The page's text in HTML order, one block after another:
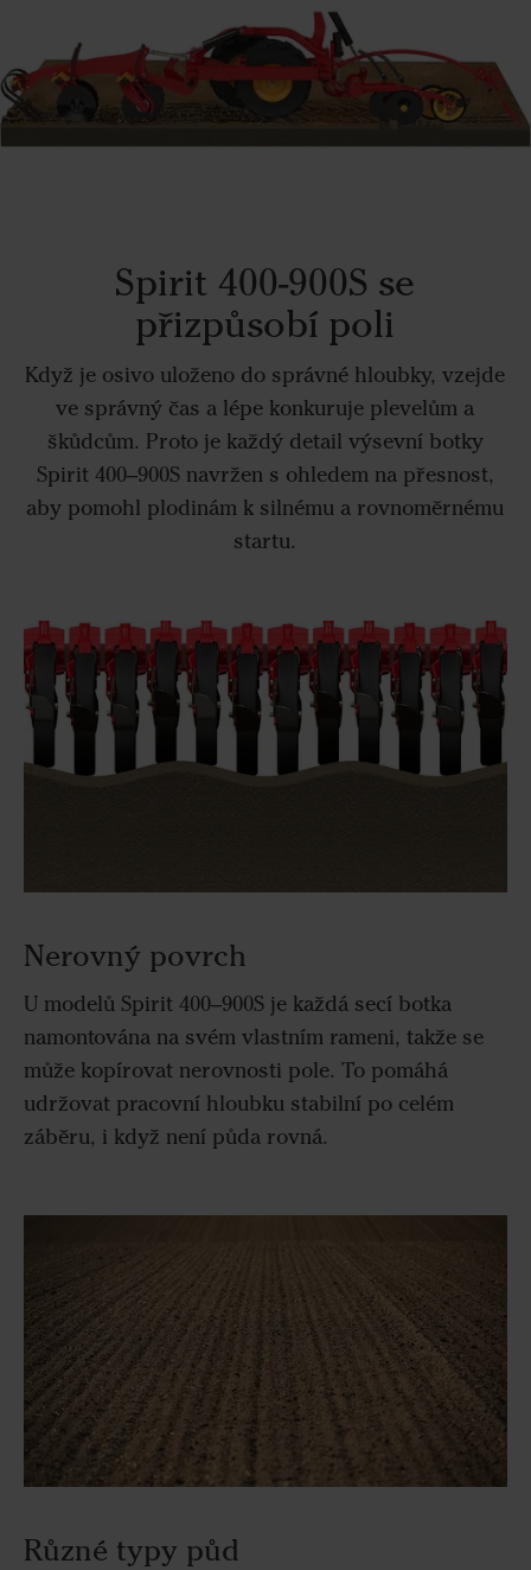
Spirit 400-900S se
přizpůsobí poli
Když je osivo uloženo do správné hloubky, vzejde
ve správný čas a lépe konkuruje plevelům a
škůdcům. Proto je každý detail výsevní botky
Spirit 400–900S navržen s ohledem na přesnost,
aby pomohl plodinám k silnému a rovnoměrnému
startu.
Nerovný povrch
U modelů Spirit 400–900S je každá secí botka
namontována na svém vlastním rameni, takže se
může kopírovat nerovnosti pole. To pomáhá
udržovat pracovní hloubku stabilní po celém
záběru, i když není půda rovná.
Různé typy půd